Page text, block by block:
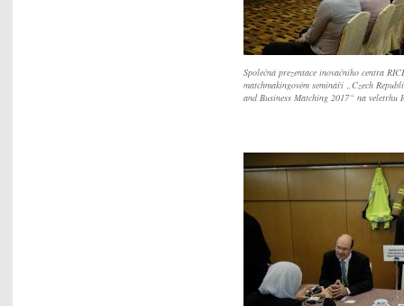
Společná prezentace inovačního centra
matchmakingovém semináři „Czech
and Business Matching 2017“ na veletrhu